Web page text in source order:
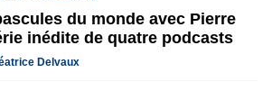
du monde avec Pierre
inédite de quatre podcasts
Delvaux